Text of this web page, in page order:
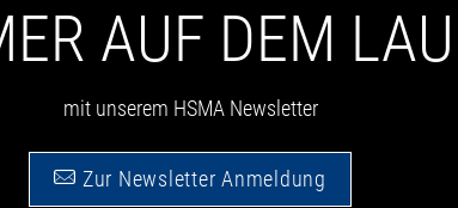
AUF DEM
mit unserem HSMA Newsletter
Zur Newsletter Anmeldung